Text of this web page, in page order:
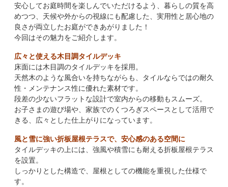
安心してお庭時間を楽しんでいただけるよう、暮らしの質を高
めつつ、天候や外からの視線にも配慮した、実用性と居心地の
良さが両立したお庭ができあがりました！
今回はその魅力をご紹介します。
広々と使える木目調タイルデッキ
床面には木目調のタイルデッキを採用。
天然木のような風合いを持ちながらも、タイルならではの耐久
性・メンテナンス性に優れた素材です。
段差の少ないフラットな設計で室内からの移動もスムーズ。
お子さまの遊び場や、家族でのくつろぎスペースとして活用で
きる、広々とした仕上がりになっています。
風と雪に強い折板屋根テラスで、安心感のある空間に
タイルデッキの上には、強風や積雪にも耐える折板屋根テラス
を設置。
しっかりとした構造で、屋根としての機能を重視した仕様で
す。